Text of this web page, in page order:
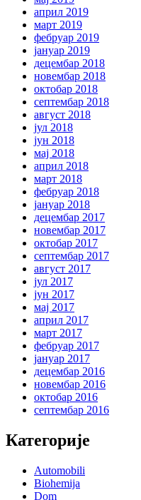
април 2019
март 2019
фебруар 2019
јануар 2019
децембар 2018
новембар 2018
октобар 2018
септембар 2018
август 2018
јул 2018
јун 2018
мај 2018
април 2018
март 2018
фебруар 2018
јануар 2018
децембар 2017
новембар 2017
октобар 2017
септембар 2017
август 2017
јул 2017
јун 2017
мај 2017
април 2017
март 2017
фебруар 2017
јануар 2017
децембар 2016
новембар 2016
октобар 2016
септембар 2016
Категорије
Automobili
Biohemija
Dom